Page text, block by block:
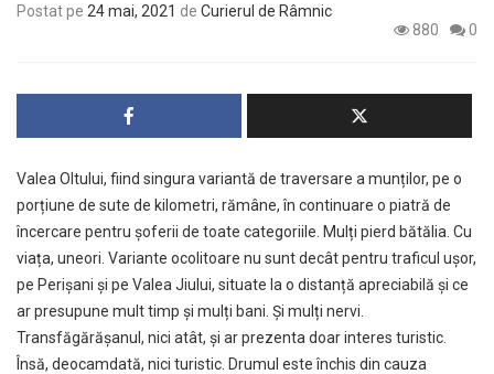
Postat pe 24 mai, 2021 de Curierul de Râmnic
880
0
Valea Oltului, fiind singura variantă de traversare a munților, pe o
porțiune de sute de kilometri, rămâne, în continuare o piatră de
încercare pentru șoferii de toate categoriile. Mulți pierd bătălia. Cu
viața, uneori. Variante ocolitoare nu sunt decât pentru traficul ușor,
pe Perișani și pe Valea Jiului, situate la o distanță apreciabilă și ce
ar presupune mult timp și mulți bani. Și mulți nervi.
Transfăgărășanul, nici atât, și ar prezenta doar interes turistic.
Însă, deocamdată, nici turistic. Drumul este închis din cauza